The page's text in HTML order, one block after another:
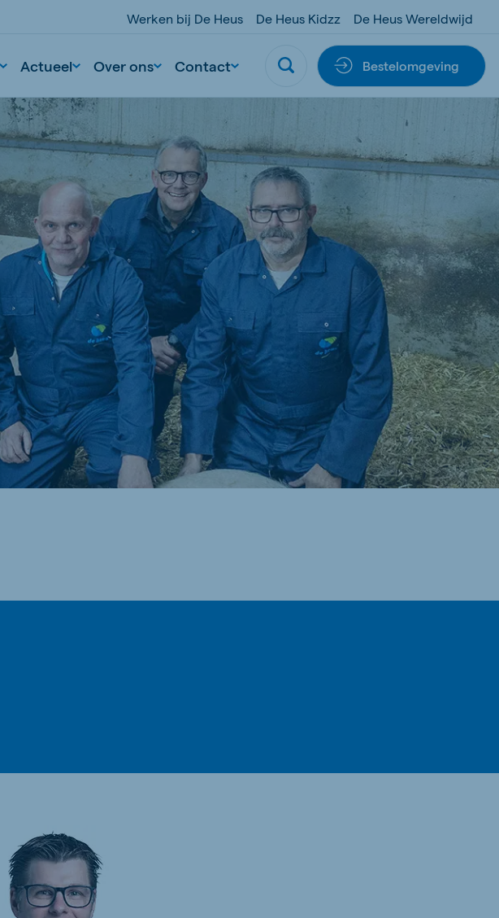
Werken bij De Heus De Heus Kidzz De Heus Wereldwijd
Actueel Over ons Contact Bestelomgeving